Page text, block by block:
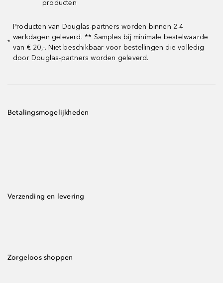
producten
*
Producten van Douglas-partners worden binnen 2-4
werkdagen geleverd. ** Samples bij minimale bestelwaarde
van € 20,-. Niet beschikbaar voor bestellingen die volledig
door Douglas-partners worden geleverd.
Betalingsmogelijkheden
Verzending en levering
Zorgeloos shoppen